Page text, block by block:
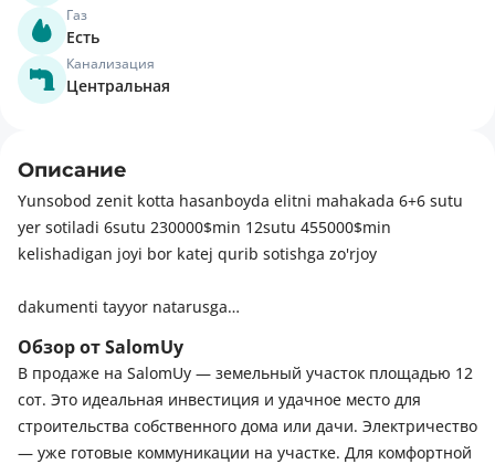
Газ
Есть
Канализация
Центральная
Описание
Yunsobod zenit kotta hasanboyda elitni mahakada 6+6 sutu
yer sotiladi 6sutu 230000$min 12sutu 455000$min
kelishadigan joyi bor katej qurib sotishga zo'rjoy
dakumenti tayyor natarusga
6sutu tarsavo'yi 235000$min 230000$min taqalgan narhi
Tarsavo'ysiz 6sutugi 225000$min kelishiladi suv gaz sevet
kanalizassa bor elitni mahalada
Обзор от SalomUy
В продаже на SalomUy — земельный участок площадью 12
сот. Это идеальная инвестиция и удачное место для
строительства собственного дома или дачи. Электричество
— уже готовые коммуникации на участке. Для комфортной